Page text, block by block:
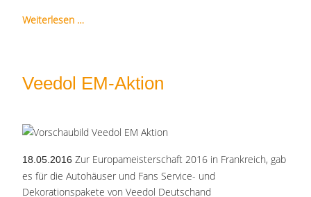
Weiterlesen …
Veedol EM-Aktion
18.05.2016 Zur Europameisterschaft 2016 in Frankreich, gab
es für die Autohäuser und Fans Service- und
Dekorationspakete von Veedol Deutschand